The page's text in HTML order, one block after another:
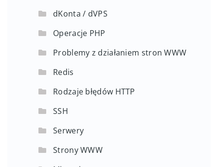
dKonta / dVPS
Operacje PHP
Problemy z działaniem stron WWW
Redis
Rodzaje błędów HTTP
SSH
Serwery
Strony WWW